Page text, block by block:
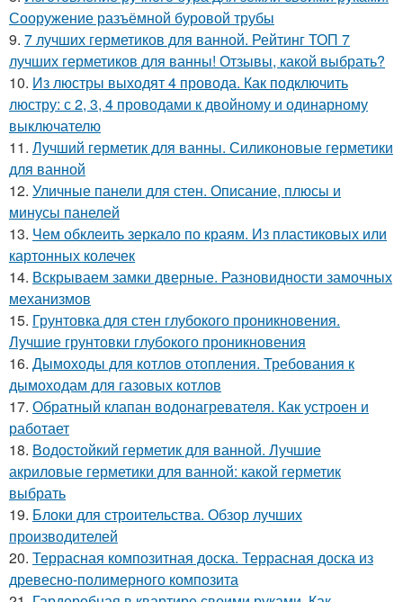
Сооружение разъёмной буровой трубы
9. 7 лучших герметиков для ванной. Рейтинг ТОП 7
лучших герметиков для ванны! Отзывы, какой выбрать?
10. Из люстры выходят 4 провода. Как подключить
люстру: с 2, 3, 4 проводами к двойному и одинарному
выключателю
11. Лучший герметик для ванны. Силиконовые герметики
для ванной
12. Уличные панели для стен. Описание, плюсы и
минусы панелей
13. Чем обклеить зеркало по краям. Из пластиковых или
картонных колечек
14. Вскрываем замки дверные. Разновидности замочных
механизмов
15. Грунтовка для стен глубокого проникновения.
Лучшие грунтовки глубокого проникновения
16. Дымоходы для котлов отопления. Требования к
дымоходам для газовых котлов
17. Обратный клапан водонагревателя. Как устроен и
работает
18. Водостойкий герметик для ванной. Лучшие
акриловые герметики для ванной: какой герметик
выбрать
19. Блоки для строительства. Обзор лучших
производителей
20. Террасная композитная доска. Террасная доска из
древесно-полимерного композита